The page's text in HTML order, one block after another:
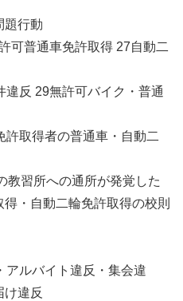
題行動
可普通車免許取得 27自動二
反 29無許可バイク・普通
取得者の普通車・自動二
習所への通所が発覚した
・自動二輪免許取得の校則
アルバイト違反・集会違
け違反